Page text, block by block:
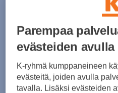
March 2026(8)
February 2026(5)
January 2026(6)
November 2025(7)
October 2025(8)
September 2025(5)
Parempaa
evästeiden avulla
K-ryhmä kumppaneineen
evästeitä, joiden avulla
tavalla. Lisäksi evästeiden